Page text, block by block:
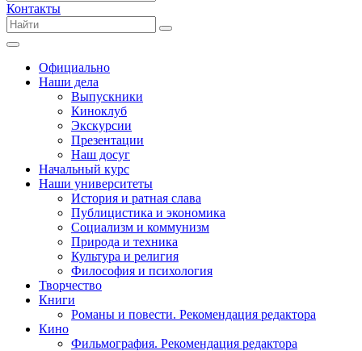
Контакты
Официально
Наши дела
Выпускники
Киноклуб
Экскурсии
Презентации
Наш досуг
Начальный курс
Наши университеты
История и ратная слава
Публицистика и экономика
Социализм и коммунизм
Природа и техника
Культура и религия
Философия и психология
Творчество
Книги
Романы и повести. Рекомендация редактора
Кино
Фильмография. Рекомендация редактора